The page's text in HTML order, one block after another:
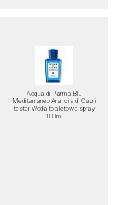
Acqua di Parma Blu
Mediterraneo Arancia di Capri
tester Woda toaletowa spray
100ml